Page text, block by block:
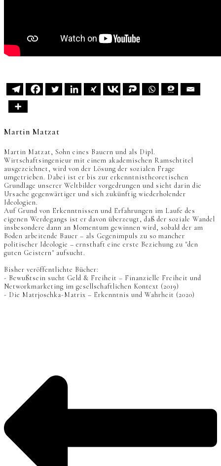
Martin Matzat
Martin Matzat, Sohn eines Bauern und als Dipl.
Wirtschaftsingenieur mit einem akademischen Ramschtitel
ausgezeichnet, wird von der Lösung der sozialen Frage
umgetrieben. Dabei ist er bis zur erkenntnistheoretischen
Grundlage unserer Weltbilder vorgedrungen und sieht darin die
Ursache gegenwärtiger und sich zukünftig wiederholender
Ideologien.
Auf Grund von Erkenntnissen und Erfahrungen im Laufe des
eigenen Werdegangs ist er davon überzeugt, daß der soziale Wandel
insbesondere dann an Momentum gewinnen wird, sobald der am
Boden arbeitende Bauer – als Gegenimpuls zu so mancher
politischer Ideologie – ernsthaft eine erste Beziehung zu "den
guten Geistern" aufsucht.
Bisher veröffentlichte Bücher:
- Bewußtsein sucht Geld & Freiheit – Finanzielle Freiheit und
Networkmarketing im gesellschaftlichen Kontext (2019)
- Die Matrjoschka-Matrix – Erkenntnis und Wahrheit (2020)